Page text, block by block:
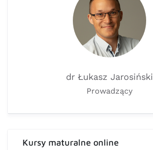
dr Łukasz Jarosiński
Prowadzący
Kursy maturalne online